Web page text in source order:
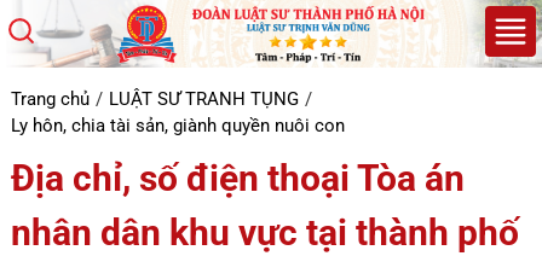
Trang chủ
LUẬT SƯ TRANH TỤNG
Ly hôn, chia tài sản, giành quyền nuôi con
Địa chỉ, số điện thoại Tòa án
nhân dân khu vực tại thành phố